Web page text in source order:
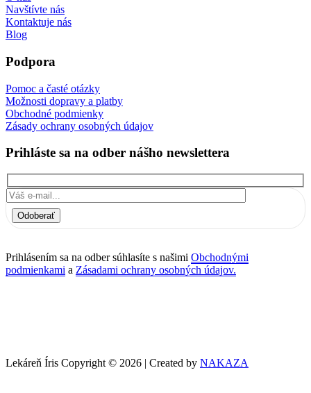
Navštívte nás
Kontaktuje nás
Blog
Podpora
Pomoc a časté otázky
Možnosti dopravy a platby
Obchodné podmienky
Zásady ochrany osobných údajov
Prihláste sa na odber nášho newslettera
Odoberať
Prihlásením sa na odber súhlasíte s našimi Obchodnými
podmienkami a Zásadami ochrany osobných údajov.
Lekáreň Íris Copyright © 2026 | Created by NAKAZA